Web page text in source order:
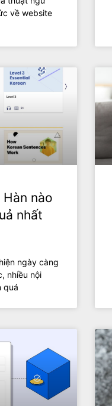
về website
nào
nhất
ngày càng
nhiều nội
quá